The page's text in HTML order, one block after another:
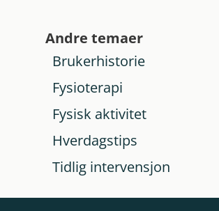
Andre temaer
Brukerhistorie
Fysioterapi
Fysisk aktivitet
Hverdagstips
Tidlig intervensjon